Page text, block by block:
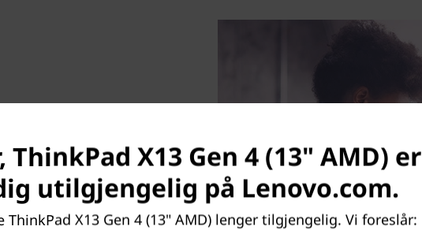
og kraftig bedrifts-PC
konstruksjon. AMD
mobilprosessorer gir
oppgavene. Enten du
en arkitektonisk
ThinkPad X13 Gen 4 (13" AMD) er
utilgjengelig på Lenovo.com.
ThinkPad X13 Gen 4 (13" AMD) lenger tilgjengelig. Vi foreslår: